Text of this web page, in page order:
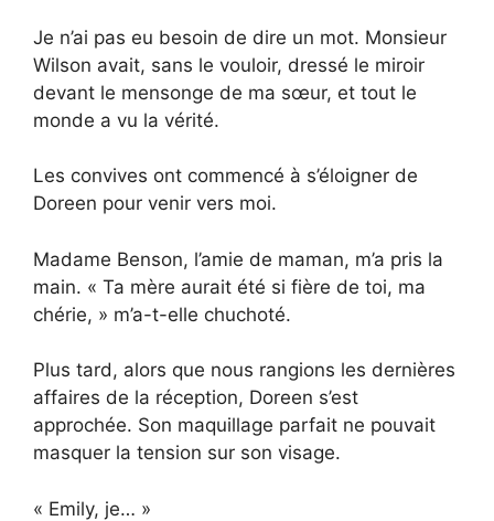
Je n’ai pas eu besoin de dire un mot. Monsieur
Wilson avait, sans le vouloir, dressé le miroir
devant le mensonge de ma sœur, et tout le
monde a vu la vérité.
Les convives ont commencé à s’éloigner de
Doreen pour venir vers moi.
Madame Benson, l’amie de maman, m’a pris la
main. « Ta mère aurait été si fière de toi, ma
chérie, » m’a-t-elle chuchoté.
Plus tard, alors que nous rangions les dernières
affaires de la réception, Doreen s’est
approchée. Son maquillage parfait ne pouvait
masquer la tension sur son visage.
« Emily, je… »